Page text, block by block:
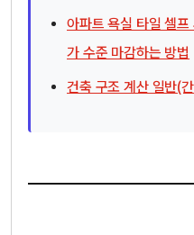
아파트 욕실 타일 셀
가 수준 마감하는 방법
건축 구조 계산 일반(